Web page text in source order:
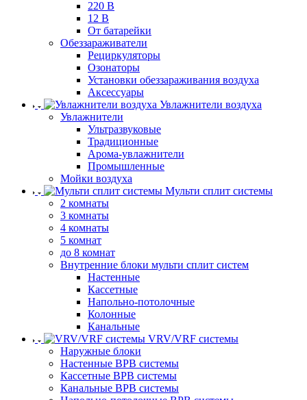
220 В
12 В
От батарейки
Обеззараживатели
Рециркуляторы
Озонаторы
Установки обеззараживания воздуха
Аксессуары
Увлажнители воздуха
Увлажнители
Ультразвуковые
Традиционные
Арома-увлажнители
Промышленные
Мойки воздуха
Мульти сплит системы
2 комнаты
3 комнаты
4 комнаты
5 комнат
до 8 комнат
Внутренние блоки мульти сплит систем
Настенные
Кассетные
Напольно-потолочные
Колонные
Канальные
VRV/VRF системы
Наружные блоки
Настенные ВРВ системы
Кассетные ВРВ системы
Канальные ВРВ системы